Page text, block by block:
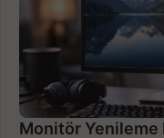
Monitör Yenileme